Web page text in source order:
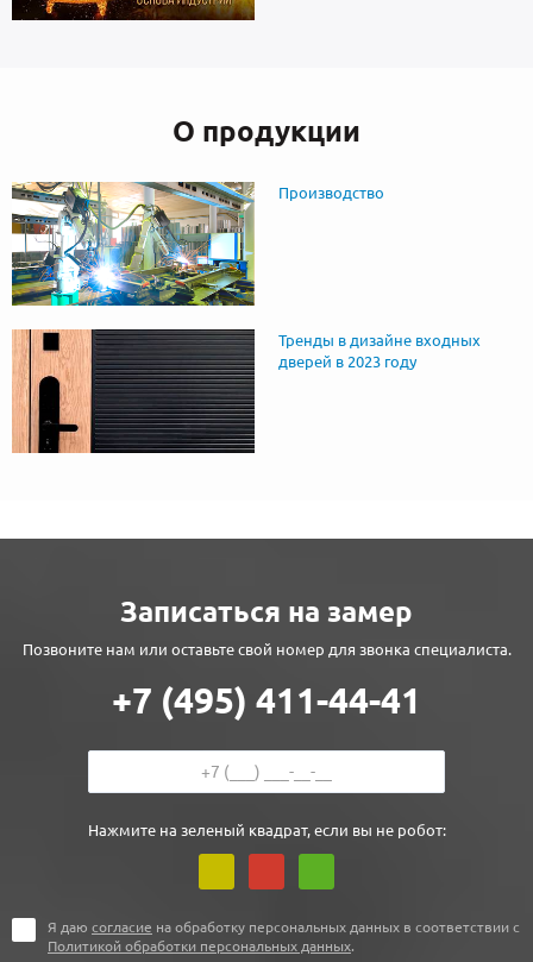
О продукции
Производство
Тренды в дизайне входных
дверей в 2023 году
Записаться на замер
Позвоните нам или оставьте свой номер для звонка специалиста.
+7 (495) 411-44-41
Нажмите на зеленый квадрат, если вы не робот:
Я даю согласие на обработку персональных данных в соответствии с
Политикой обработки персональных данных.